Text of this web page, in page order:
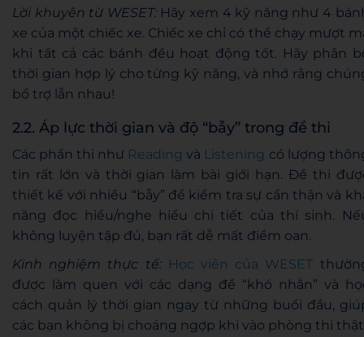
Lời khuyên từ WESET:Hãy xem 4 kỹ năng như 4
xe của một chiếc xe. Chiếc xe chỉ có thể chạy mượt
khi tất cả các bánh đều hoạt động tốt. Hãy phân
thời gian hợp lý cho từng kỹ năng, và nhớ rằng
bổ trợ lẫn nhau!
2.2. Áp lực thời gian và độ “bẫy” trong đề thi
Các phần thi như Reading và Listening có lượng
tin rất lớn và thời gian làm bài giới hạn. Đề thi
thiết kế với nhiều “bẫy” để kiểm tra sự cẩn thận và
năng đọc hiểu/nghe hiểu chi tiết của thí sinh.
không luyện tập đủ, bạn rất dễ mất điểm oan.
Kinh nghiệm thực tế: Học viên của WESET
được làm quen với các dạng đề “khó nhằn” và
cách quản lý thời gian ngay từ những buổi đầu,
các bạn không bị choáng ngợp khi vào phòng thi